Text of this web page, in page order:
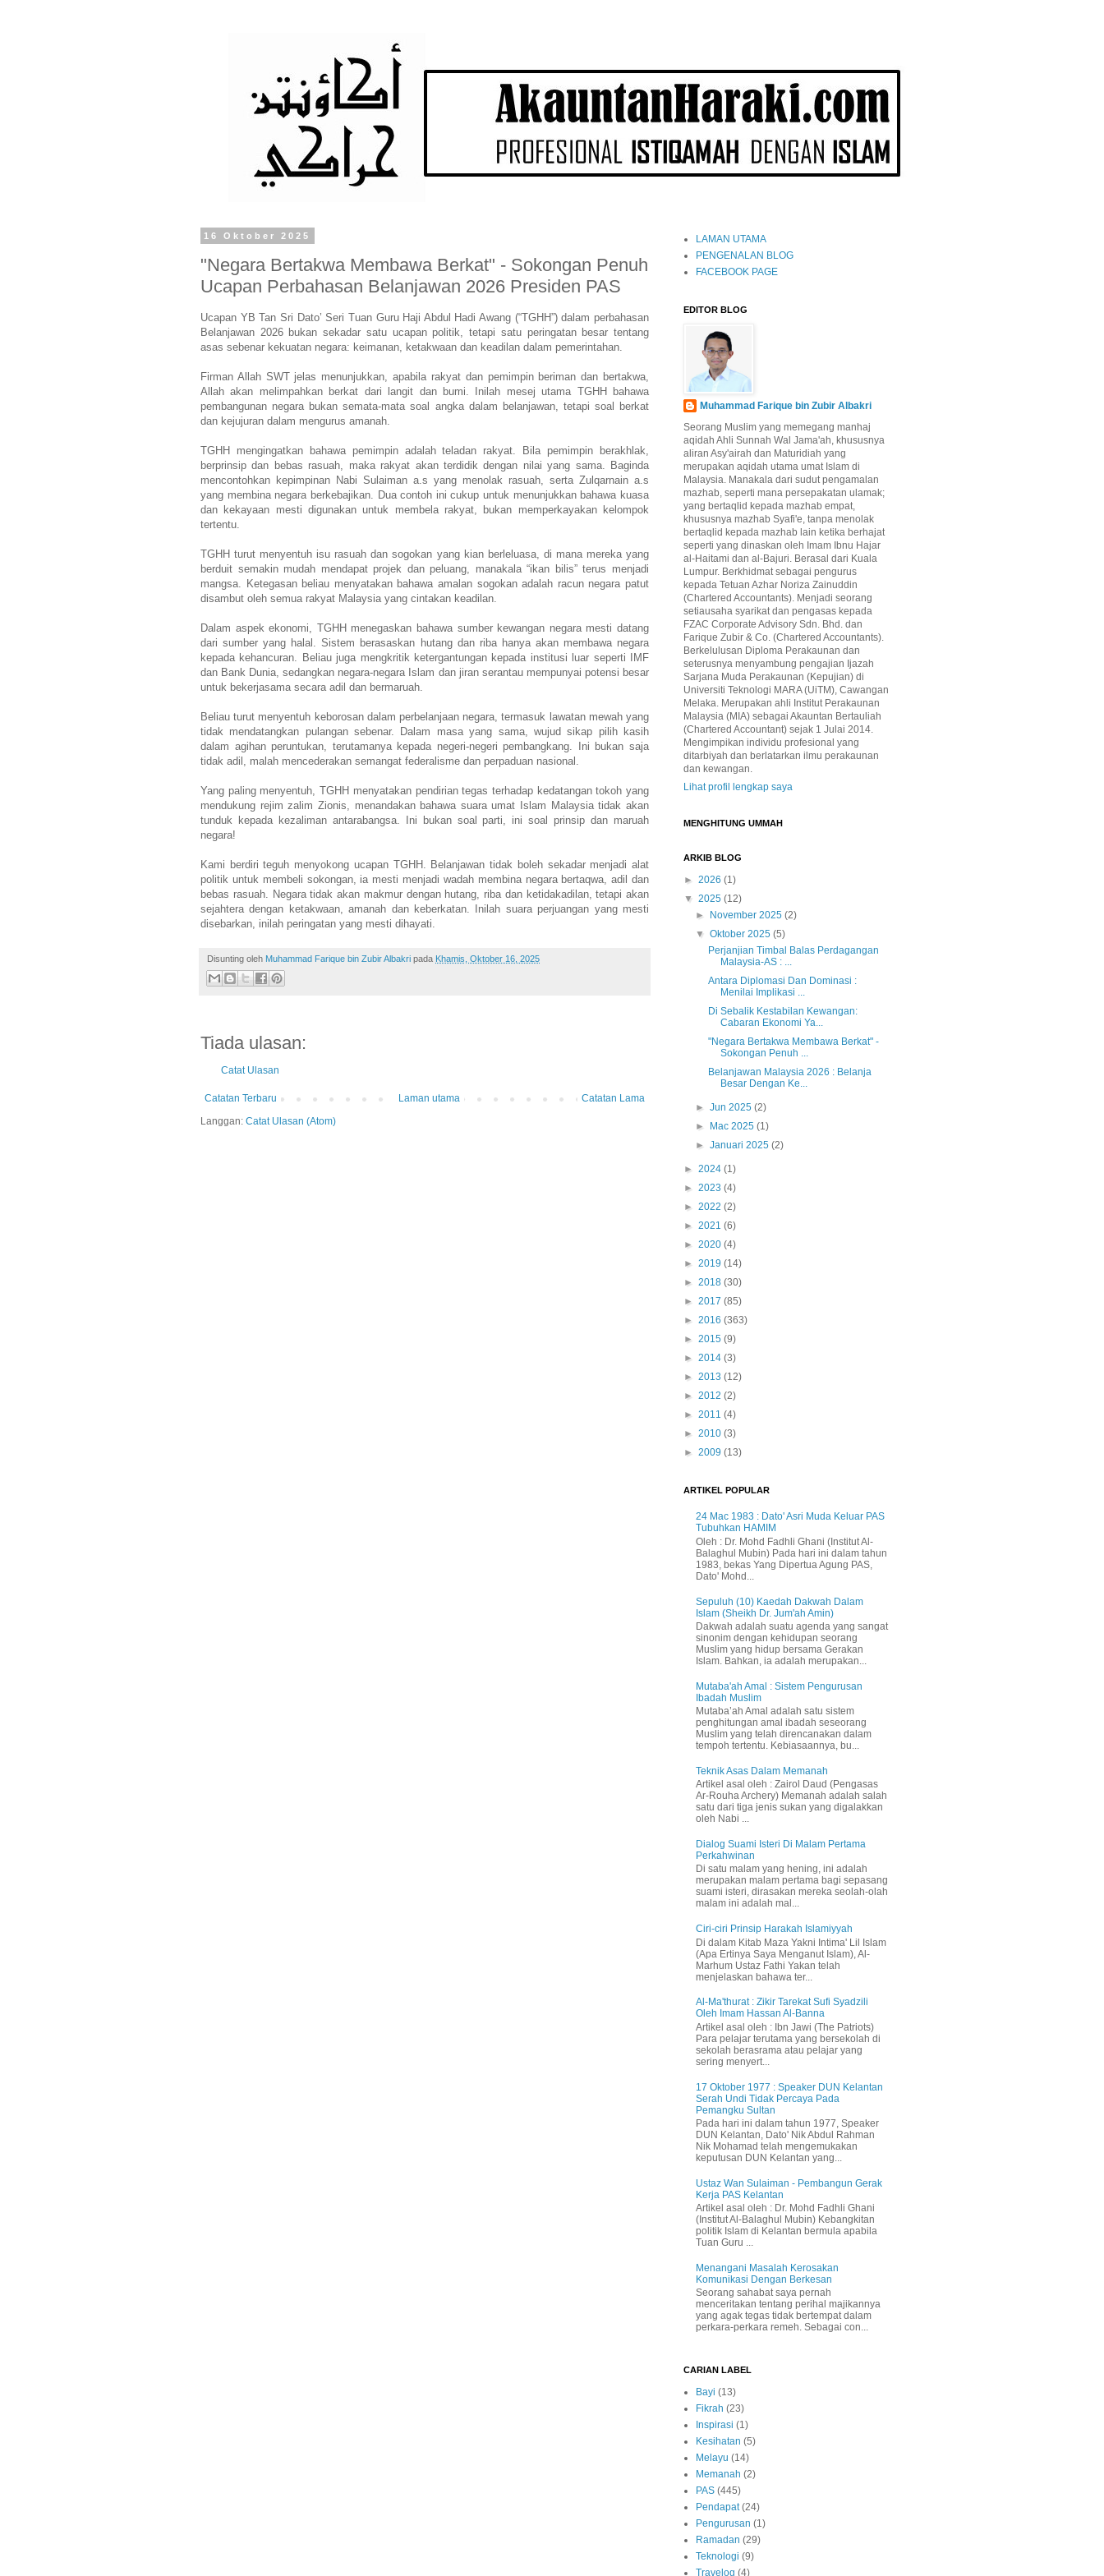
16 Oktober 2025
"Negara Bertakwa Membawa Berkat" - Sokongan Penuh
Ucapan Perbahasan Belanjawan 2026 Presiden PAS
Ucapan YB Tan Sri Dato’ Seri Tuan Guru Haji Abdul Hadi Awang (“TGHH”) dalam perbahasan
Belanjawan 2026 bukan sekadar satu ucapan politik, tetapi satu peringatan besar tentang
asas sebenar kekuatan negara: keimanan, ketakwaan dan keadilan dalam pemerintahan.
Firman Allah SWT jelas menunjukkan, apabila rakyat dan pemimpin beriman dan bertakwa,
Allah akan melimpahkan berkat dari langit dan bumi. Inilah mesej utama TGHH bahawa
pembangunan negara bukan semata-mata soal angka dalam belanjawan, tetapi soal berkat
dan kejujuran dalam mengurus amanah.
TGHH mengingatkan bahawa pemimpin adalah teladan rakyat. Bila pemimpin berakhlak,
berprinsip dan bebas rasuah, maka rakyat akan terdidik dengan nilai yang sama. Baginda
mencontohkan kepimpinan Nabi Sulaiman a.s yang menolak rasuah, serta Zulqarnain a.s
yang membina negara berkebajikan. Dua contoh ini cukup untuk menunjukkan bahawa kuasa
dan kekayaan mesti digunakan untuk membela rakyat, bukan memperkayakan kelompok
tertentu.
TGHH turut menyentuh isu rasuah dan sogokan yang kian berleluasa, di mana mereka yang
berduit semakin mudah mendapat projek dan peluang, manakala “ikan bilis” terus menjadi
mangsa. Ketegasan beliau menyatakan bahawa amalan sogokan adalah racun negara patut
disambut oleh semua rakyat Malaysia yang cintakan keadilan.
Dalam aspek ekonomi, TGHH menegaskan bahawa sumber kewangan negara mesti datang
dari sumber yang halal. Sistem berasaskan hutang dan riba hanya akan membawa negara
kepada kehancuran. Beliau juga mengkritik ketergantungan kepada institusi luar seperti IMF
dan Bank Dunia, sedangkan negara-negara Islam dan jiran serantau mempunyai potensi besar
untuk bekerjasama secara adil dan bermaruah.
Beliau turut menyentuh keborosan dalam perbelanjaan negara, termasuk lawatan mewah yang
tidak mendatangkan pulangan sebenar. Dalam masa yang sama, wujud sikap pilih kasih
dalam agihan peruntukan, terutamanya kepada negeri-negeri pembangkang. Ini bukan saja
tidak adil, malah mencederakan semangat federalisme dan perpaduan nasional.
Yang paling menyentuh, TGHH menyatakan pendirian tegas terhadap kedatangan tokoh yang
mendukung rejim zalim Zionis, menandakan bahawa suara umat Islam Malaysia tidak akan
tunduk kepada kezaliman antarabangsa. Ini bukan soal parti, ini soal prinsip dan maruah
negara!
Kami berdiri teguh menyokong ucapan TGHH. Belanjawan tidak boleh sekadar menjadi alat
politik untuk membeli sokongan, ia mesti menjadi wadah membina negara bertaqwa, adil dan
bebas rasuah. Negara tidak akan makmur dengan hutang, riba dan ketidakadilan, tetapi akan
sejahtera dengan ketakwaan, amanah dan keberkatan. Inilah suara perjuangan yang mesti
disebarkan, inilah peringatan yang mesti dihayati.
Disunting oleh Muhammad Farique bin Zubir Albakri pada Khamis, Oktober 16, 2025
Tiada ulasan:
Catat Ulasan
Catatan Terbaru Catatan Lama
Laman utama
Langgan: Catat Ulasan (Atom)
LAMAN UTAMA
PENGENALAN BLOG
FACEBOOK PAGE
EDITOR BLOG
Muhammad Farique bin Zubir Albakri
Seorang Muslim yang memegang manhaj
aqidah Ahli Sunnah Wal Jama'ah, khususnya
aliran Asy'airah dan Maturidiah yang
merupakan aqidah utama umat Islam di
Malaysia. Manakala dari sudut pengamalan
mazhab, seperti mana persepakatan ulamak;
yang bertaqlid kepada mazhab empat,
khususnya mazhab Syafi'e, tanpa menolak
bertaqlid kepada mazhab lain ketika berhajat
seperti yang dinaskan oleh Imam Ibnu Hajar
al-Haitami dan al-Bajuri. Berasal dari Kuala
Lumpur. Berkhidmat sebagai pengurus
kepada Tetuan Azhar Noriza Zainuddin
(Chartered Accountants). Menjadi seorang
setiausaha syarikat dan pengasas kepada
FZAC Corporate Advisory Sdn. Bhd. dan
Farique Zubir & Co. (Chartered Accountants).
Berkelulusan Diploma Perakaunan dan
seterusnya menyambung pengajian Ijazah
Sarjana Muda Perakaunan (Kepujian) di
Universiti Teknologi MARA (UiTM), Cawangan
Melaka. Merupakan ahli Institut Perakaunan
Malaysia (MIA) sebagai Akauntan Bertauliah
(Chartered Accountant) sejak 1 Julai 2014.
Mengimpikan individu profesional yang
ditarbiyah dan berlatarkan ilmu perakaunan
dan kewangan.
Lihat profil lengkap saya
MENGHITUNG UMMAH
ARKIB BLOG
► 2026 (1)
▼ 2025 (12)
►
November 2025(2)
▼Oktober 2025(5)
Perjanjian Timbal Balas Perdagangan
Malaysia-AS : ...
Antara Diplomasi Dan Dominasi :
Menilai Implikasi ...
Di Sebalik Kestabilan Kewangan:
Cabaran Ekonomi Ya...
"Negara Bertakwa Membawa Berkat" -
Sokongan Penuh ...
Belanjawan Malaysia 2026 : Belanja
Besar Dengan Ke...
►Jun 2025(2)
►
Mac 2025(1)
►Januari 2025(2)
► 2024 (1)
► 2023 (4)
► 2022 (2)
► 2021 (6)
► 2020 (4)
► 2019 (14)
► 2018 (30)
► 2017 (85)
► 2016 (363)
► 2015 (9)
► 2014 (3)
► 2013 (12)
► 2012 (2)
► 2011 (4)
► 2010 (3)
► 2009 (13)
ARTIKEL POPULAR
24 Mac 1983 : Dato' Asri Muda Keluar PAS
Tubuhkan HAMIM
Oleh : Dr. Mohd Fadhli Ghani (Institut Al-
Balaghul Mubin) Pada hari ini dalam tahun
1983, bekas Yang Dipertua Agung PAS,
Dato' Mohd...
Sepuluh (10) Kaedah Dakwah Dalam
Islam (Sheikh Dr. Jum'ah Amin)
Dakwah adalah suatu agenda yang sangat
sinonim dengan kehidupan seorang
Muslim yang hidup bersama Gerakan
Islam. Bahkan, ia adalah merupakan...
Mutaba'ah Amal : Sistem Pengurusan
Ibadah Muslim
Mutaba’ah Amal adalah satu sistem
penghitungan amal ibadah seseorang
Muslim yang telah direncanakan dalam
tempoh tertentu. Kebiasaannya, bu...
Teknik Asas Dalam Memanah
Artikel asal oleh : Zairol Daud (Pengasas
Ar-Rouha Archery) Memanah adalah salah
satu dari tiga jenis sukan yang digalakkan
oleh Nabi ...
Dialog Suami Isteri Di Malam Pertama
Perkahwinan
Di satu malam yang hening, ini adalah
merupakan malam pertama bagi sepasang
suami isteri, dirasakan mereka seolah-olah
malam ini adalah mal...
Ciri-ciri Prinsip Harakah Islamiyyah
Di dalam Kitab Maza Yakni Intima' Lil Islam
(Apa Ertinya Saya Menganut Islam), Al-
Marhum Ustaz Fathi Yakan telah
menjelaskan bahawa ter...
Al-Ma'thurat : Zikir Tarekat Sufi Syadzili
Oleh Imam Hassan Al-Banna
Artikel asal oleh : Ibn Jawi (The Patriots)
Para pelajar terutama yang bersekolah di
sekolah berasrama atau pelajar yang
sering menyert...
17 Oktober 1977 : Speaker DUN Kelantan
Serah Undi Tidak Percaya Pada
Pemangku Sultan
Pada hari ini dalam tahun 1977, Speaker
DUN Kelantan, Dato' Nik Abdul Rahman
Nik Mohamad telah mengemukakan
keputusan DUN Kelantan yang...
Ustaz Wan Sulaiman - Pembangun Gerak
Kerja PAS Kelantan
Artikel asal oleh : Dr. Mohd Fadhli Ghani
(Institut Al-Balaghul Mubin) Kebangkitan
politik Islam di Kelantan bermula apabila
Tuan Guru ...
Menangani Masalah Kerosakan
Komunikasi Dengan Berkesan
Seorang sahabat saya pernah
menceritakan tentang perihal majikannya
yang agak tegas tidak bertempat dalam
perkara-perkara remeh. Sebagai con...
CARIAN LABEL
Bayi (13)
Fikrah (23)
Inspirasi (1)
Kesihatan (5)
Melayu (14)
Memanah (2)
PAS (445)
Pendapat (24)
Pengurusan (1)
Ramadan (29)
Teknologi (9)
Travelog (4)